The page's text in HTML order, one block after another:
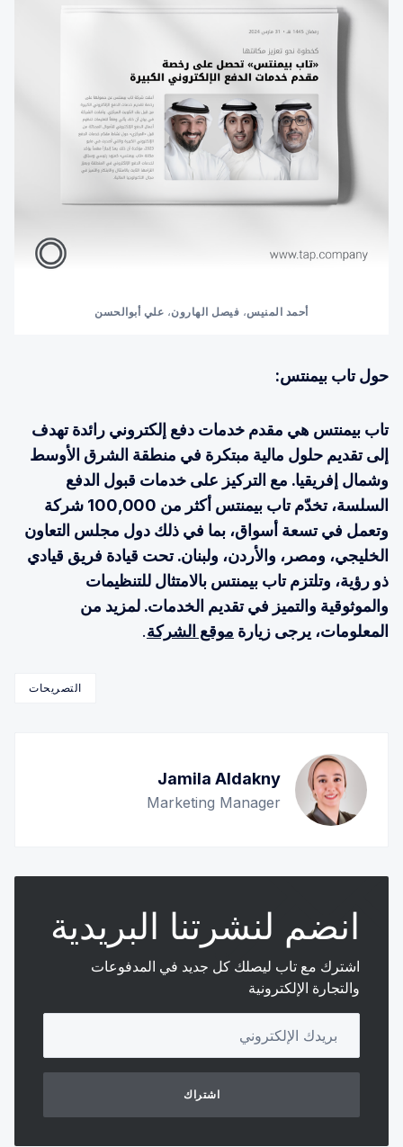
أحمد المنيس، فيصل الهارون، علي أبوالحسن
حول تاب بيمنتس:
تاب بيمنتس هي مقدم خدمات دفع إلكتروني رائدة تهدف
إلى تقديم حلول مالية مبتكرة في منطقة الشرق الأوسط
وشمال إفريقيا. مع التركيز على خدمات قبول الدفع
السلسة، تخدّم تاب بيمنتس أكثر من 100,000 شركة
وتعمل في تسعة أسواق، بما في ذلك دول مجلس التعاون
الخليجي، ومصر، والأردن، ولبنان. تحت قيادة فريق قيادي
ذو رؤية، وتلتزم تاب بيمنتس بالامتثال للتنظيمات
والموثوقية والتميز في تقديم الخدمات. لمزيد من
المعلومات، يرجى زيارة موقع الشركة.
التصريحات
Jamila Aldakny
Marketing Manager
انضم لنشرتنا البريدية
اشترك مع تاب ليصلك كل جديد في المدفوعات
والتجارة الإلكترونية
اشتراك